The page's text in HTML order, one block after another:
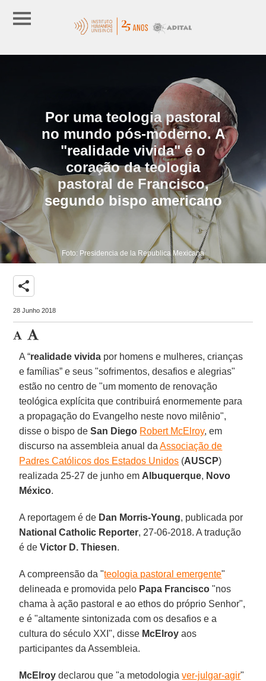
Por uma teologia pastoral
no mundo pós-moderno. A
"realidade vivida" é o
coração da teologia
pastoral de Francisco,
segundo bispo americano
Foto: Presidencia de la Republica Mexicana
share
28 Junho 2018
A “realidade vivida por homens e mulheres, crianças
e famílias” e seus "sofrimentos, desafios e alegrias"
estão no centro de "um momento de renovação
teológica explícita que contribuirá enormemente para
a propagação do Evangelho neste novo milênio",
disse o bispo deSan Diego Robert McElroy, em
discurso na assembleia anual daAssociação de
Padres Católicos dos Estados Unidos (AUSCP)
realizada 25-27 de junho em Albuquerque, Novo
México.
A reportagem é de Dan Morris-Young, publicada por
National Catholic Reporter, 27-06-2018. A tradução
é deVictor D. Thiesen.
A compreensão da "teologia pastoral emergente"
delineada e promovida pelo Papa Francisco "nos
chama à ação pastoral e ao ethos do próprio Senhor",
e é "altamente sintonizada com os desafios e a
cultura do século XXI", disse McElroy aos
participantes da Assembleia.
McElroy declarou que "a metodologiaver-julgar-agir"